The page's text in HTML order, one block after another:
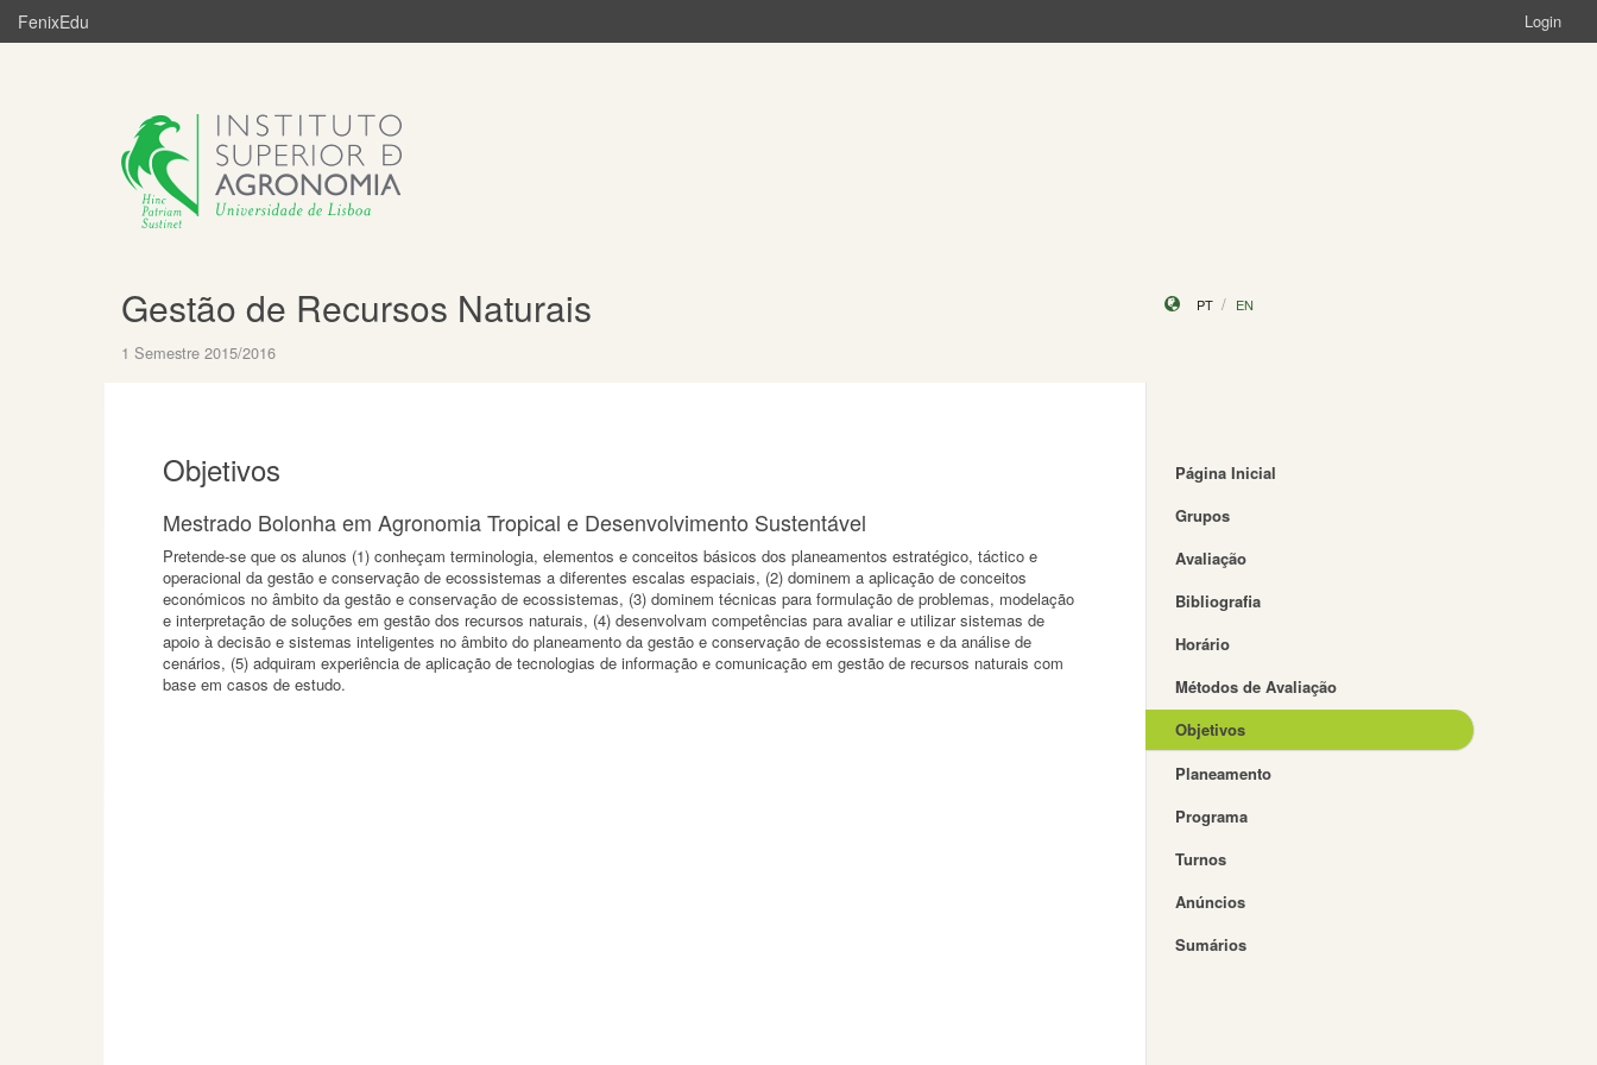
FenixEdu Login
Gestão de Recursos Naturais
1 Semestre 2015/2016
PT EN
Objetivos
Mestrado Bolonha em Agronomia Tropical e Desenvolvimento Sustentável
Pretende-se que os alunos (1) conheçam terminologia, elementos e conceitos básicos dos planeamentos estratégico, táctico e
operacional da gestão e conservação de ecossistemas a diferentes escalas espaciais, (2) dominem a aplicação de conceitos
económicos no âmbito da gestão e conservação de ecossistemas, (3) dominem técnicas para formulação de problemas, modelação
e interpretação de soluções em gestão dos recursos naturais, (4) desenvolvam competências para avaliar e utilizar sistemas de
apoio à decisão e sistemas inteligentes no âmbito do planeamento da gestão e conservação de ecossistemas e da análise de
cenários, (5) adquiram experiência de aplicação de tecnologias de informação e comunicação em gestão de recursos naturais com
base em casos de estudo.
Página Inicial
Grupos
Avaliação
Bibliografia
Horário
Métodos de Avaliação
Objetivos
Planeamento
Programa
Turnos
Anúncios
Sumários